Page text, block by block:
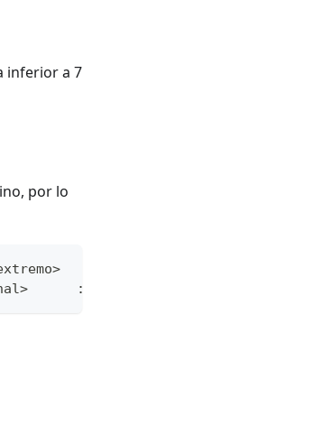
inferior a 7
por lo
:
: si es positiva - **subida**,